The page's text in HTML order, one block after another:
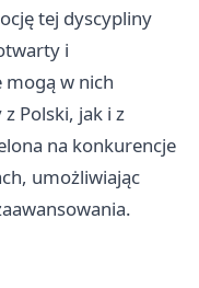
tej dyscypliny
i
mogą w nich
Polski, jak i z
na konkurencje
umożliwiając